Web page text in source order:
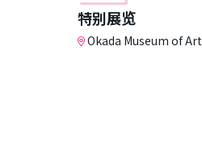
特别展览
Okada Museum of Art